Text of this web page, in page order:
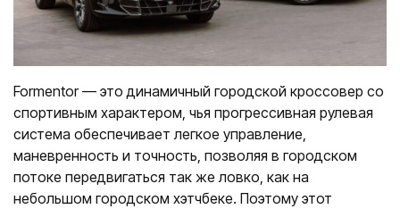
Formentor — это динамичный городской кроссовер со
спортивным характером, чья прогрессивная рулевая
система обеспечивает легкое управление,
маневренность и точность, позволяя в городском
потоке передвигаться так же ловко, как на
небольшом городском хэтчбеке. Поэтому этот